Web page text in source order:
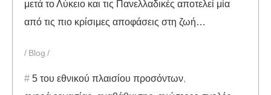
μετά το Λύκειο και τις Πανελλαδικές αποτελεί μία
από τις πιο κρίσιμες αποφάσεις στη ζωή…
Blog
5 του εθνικού πλαισίου προσόντων,